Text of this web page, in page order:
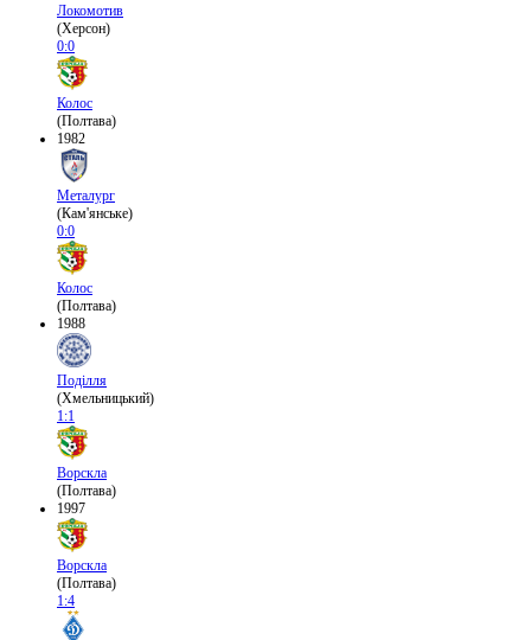
Локомотив
(Херсон)
0:0
Колос
(Полтава)
1982
Металург
(Кам'янське)
0:0
Колос
(Полтава)
1988
Поділля
(Хмельницький)
1:1
Ворскла
(Полтава)
1997
Ворскла
(Полтава)
1:4